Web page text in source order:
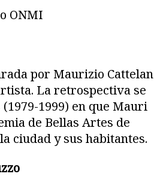
ONMI
por Maurizio Cattelan
La retrospectiva se
1999) en que Mauri
de Bellas Artes de
ciudad y sus habitantes.